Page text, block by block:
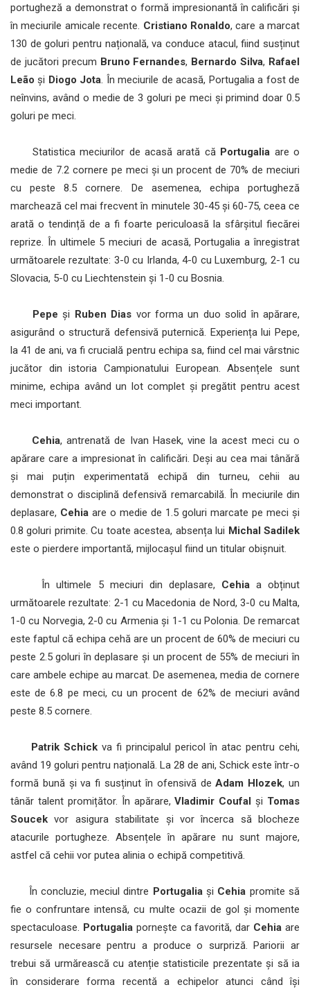
portugheză a demonstrat o formă impresionantă în calificări și
în meciurile amicale recente. Cristiano Ronaldo, care a marcat
130 de goluri pentru națională, va conduce atacul, fiind susținut
de jucători precum Bruno Fernandes, Bernardo Silva, Rafael
Leão și Diogo Jota. În meciurile de acasă, Portugalia a fost de
neînvins, având o medie de 3 goluri pe meci și primind doar 0.5
goluri pe meci.
Statistica meciurilor de acasă arată că Portugalia are o
medie de 7.2 cornere pe meci și un procent de 70% de meciuri
cu peste 8.5 cornere. De asemenea, echipa portugheză
marchează cel mai frecvent în minutele 30-45 și 60-75, ceea ce
arată o tendință de a fi foarte periculoasă la sfârșitul fiecărei
reprize. În ultimele 5 meciuri de acasă, Portugalia a înregistrat
următoarele rezultate: 3-0 cu Irlanda, 4-0 cu Luxemburg, 2-1 cu
Slovacia, 5-0 cu Liechtenstein și 1-0 cu Bosnia.
Pepe și Ruben Dias vor forma un duo solid în apărare,
asigurând o structură defensivă puternică. Experiența lui Pepe,
la 41 de ani, va fi crucială pentru echipa sa, fiind cel mai vârstnic
jucător din istoria Campionatului European. Absențele sunt
minime, echipa având un lot complet și pregătit pentru acest
meci important.
Cehia, antrenată de Ivan Hasek, vine la acest meci cu o
apărare care a impresionat în calificări. Deși au cea mai tânără
și mai puțin experimentată echipă din turneu, cehii au
demonstrat o disciplină defensivă remarcabilă. În meciurile din
deplasare, Cehia are o medie de 1.5 goluri marcate pe meci și
0.8 goluri primite. Cu toate acestea, absența lui Michal Sadilek
este o pierdere importantă, mijlocașul fiind un titular obișnuit.
În ultimele 5 meciuri din deplasare, Cehiaa obținut
următoarele rezultate: 2-1 cu Macedonia de Nord, 3-0 cu Malta,
1-0 cu Norvegia, 2-0 cu Armenia și 1-1 cu Polonia. De remarcat
este faptul că echipa cehă are un procent de 60% de meciuri cu
peste 2.5 goluri în deplasare și un procent de 55% de meciuri în
care ambele echipe au marcat. De asemenea, media de cornere
este de 6.8 pe meci, cu un procent de 62% de meciuri având
peste 8.5 cornere.
Patrik Schick va fi principalul pericol în atac pentru cehi,
având 19 goluri pentru națională. La 28 de ani, Schick este într-o
formă bună și va fi susținut în ofensivă deAdam Hlozek, un
tânăr talent promițător. În apărare,Vladimir Coufal și Tomas
Soucek vor asigura stabilitate și vor încerca să blocheze
atacurile portugheze. Absențele în apărare nu sunt majore,
astfel că cehii vor putea alinia o echipă competitivă.
În concluzie, meciul dintre Portugaliași Cehia promite să
fie o confruntare intensă, cu multe ocazii de gol și momente
spectaculoase. Portugaliapornește ca favorită, dar Cehia are
resursele necesare pentru a produce o surpriză. Pariorii ar
trebui să urmărească cu atenție statisticile prezentate și să ia
în considerare forma recentă a echipelor atunci când își